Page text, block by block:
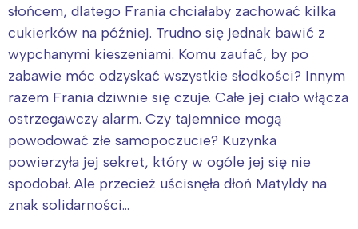
słońcem, dlatego Frania chciałaby zachować kilka
cukierków na później. Trudno się jednak bawić z
wypchanymi kieszeniami. Komu zaufać, by po
zabawie móc odzyskać wszystkie słodkości? Innym
razem Frania dziwnie się czuje. Całe jej ciało włącza
ostrzegawczy alarm. Czy tajemnice mogą
powodować złe samopoczucie? Kuzynka
powierzyła jej sekret, który w ogóle jej się nie
spodobał. Ale przecież uścisnęła dłoń Matyldy na
znak solidarności…